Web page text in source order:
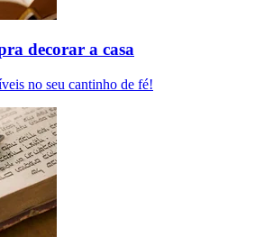
decorar a casa
no seu cantinho de fé!